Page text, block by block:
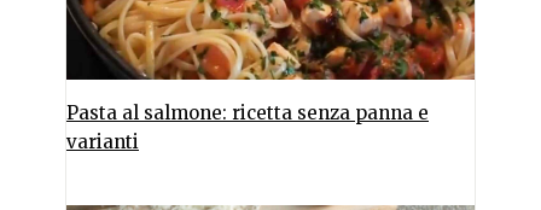
Pasta al salmone: ricetta senza panna e
varianti